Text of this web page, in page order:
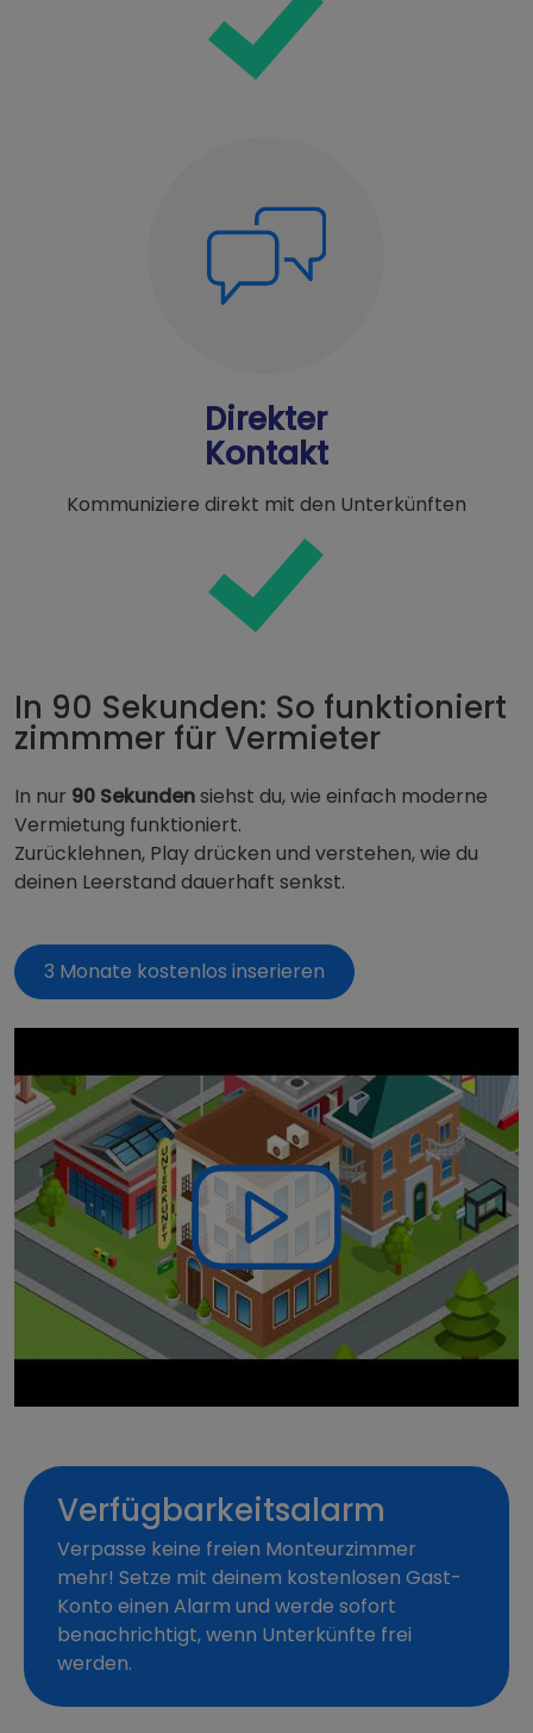
Direkter
Kontakt
Kommuniziere direkt mit den Unterkünften
In 90 Sekunden: So funktioniert
zimmmer für Vermieter
In nur 90 Sekundensiehst du, wie einfach moderne
Vermietung funktioniert.
Zurücklehnen, Play drücken und verstehen, wie du
deinen Leerstand dauerhaft senkst.
3 Monate kostenlos inserieren
Verfügbarkeitsalarm
Verpasse keine freien Monteurzimmer
mehr! Setze mit deinem kostenlosen Gast-
Konto einen Alarm und werde sofort
benachrichtigt, wenn Unterkünfte frei
werden.